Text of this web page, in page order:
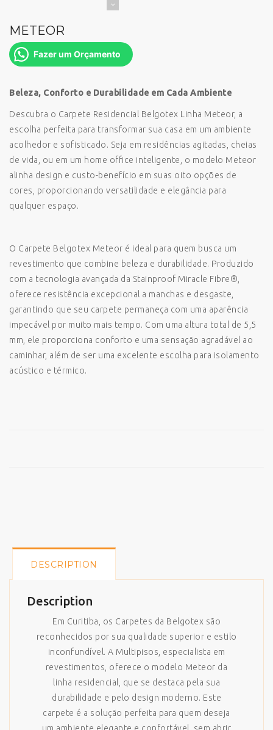
METEOR
Fazer um Orçamento
Beleza, Conforto e Durabilidade em Cada Ambiente
Descubra o Carpete Residencial Belgotex Linha Meteor, a
escolha perfeita para transformar sua casa em um ambiente
acolhedor e sofisticado. Seja em residências agitadas, cheias
de vida, ou em um home office inteligente, o modelo Meteor
alinha design e custo-benefício em suas oito opções de
cores, proporcionando versatilidade e elegância para
qualquer espaço.
O Carpete Belgotex Meteor é ideal para quem busca um
revestimento que combine beleza e durabilidade. Produzido
com a tecnologia avançada da Stainproof Miracle Fibre®,
oferece resistência excepcional a manchas e desgaste,
garantindo que seu carpete permaneça com uma aparência
impecável por muito mais tempo. Com uma altura total de 5,5
mm, ele proporciona conforto e uma sensação agradável ao
caminhar, além de ser uma excelente escolha para isolamento
acústico e térmico.
DESCRIPTION
Description
Em Curitiba, os Carpetes da Belgotex são
reconhecidos por sua qualidade superior e estilo
inconfundível. A Multipisos, especialista em
revestimentos, oferece o modelo Meteor da
linha residencial, que se destaca pela sua
durabilidade e pelo design moderno. Este
carpete é a solução perfeita para quem deseja